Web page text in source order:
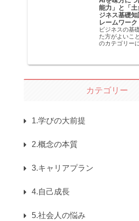
能力」と「
ジネス基礎
レームワーク
ビジネスの基
た方がよいこ
のカテゴリー
事以上を掲載
います。
カテゴリー
1.学びの大前提
2.概念の本質
3.キャリアプラン
4.自己成長
5.社会人の悩み